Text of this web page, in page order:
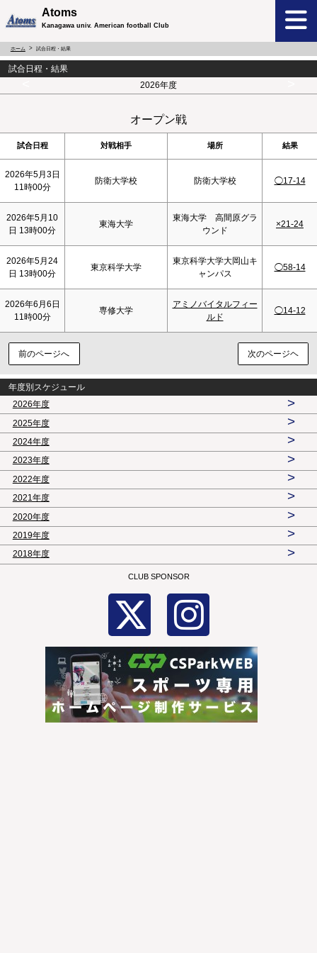
Atoms
Kanagawa univ. American football Club
ホーム 試合日程・結果
試合日程・結果
2026年度
オープン戦
試合日程 対戦相手 場所 結果
2026年5月3日
11時00分
防衛大学校 防衛大学校 ◯17-14
2026年5月10
日 13時00分
東海大学
東海大学 高間原グラ
ウンド
×21-24
2026年5月24
日 13時00分
東京科学大学
東京科学大学大岡山キ
ャンパス
◯58-14
2026年6月6日
11時00分
専修大学
アミノバイタルフィー
ルド
◯14-12
前のページへ 次のページヘ
年度別スケジュール
2026年度
>
2025年度 >
2024年度 >
2023年度 >
2022年度 >
2021年度 >
2020年度 >
2019年度 >
2018年度 >
CLUB SPONSOR